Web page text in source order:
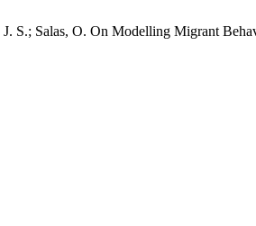
S.; Salas, O. On Modelling Migrant